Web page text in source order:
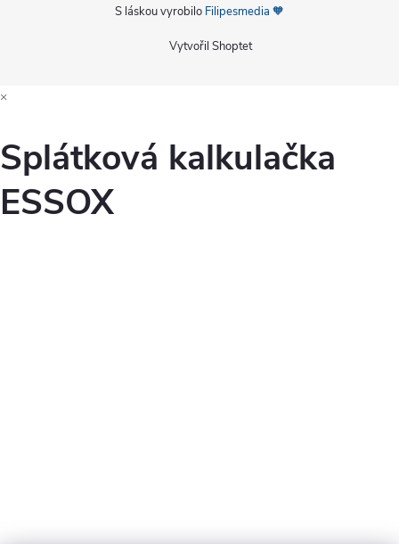
Vytvořil Shoptet
S láskou vyrobilo Filipesmedia 🧡
×
Splátková kalkulačka
ESSOX